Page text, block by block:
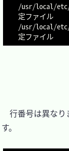
/usr/local/etc/
定ファイル
/usr/local/etc/
定ファイル
行番号は異なり
す。